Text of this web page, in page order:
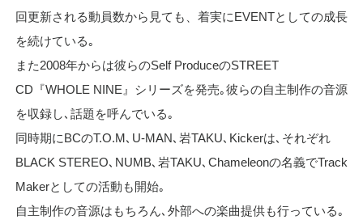
回更新される動員数から見ても、着実にEVENTとしての成長
を続けている｡
また2008年からは彼らのSelf ProduceのSTREET
CD『WHOLE NINE』シリーズを発売｡彼らの自主制作の音源
を収録し､話題を呼んでいる｡
同時期にBCのT.O.M､U-MAN､岩TAKU､Kickerは､それぞれ
BLACK STEREO､NUMB､岩TAKU､Chameleonの名義でTrack
Makerとしての活動も開始｡
自主制作の音源はもちろん､外部への楽曲提供も行っている｡